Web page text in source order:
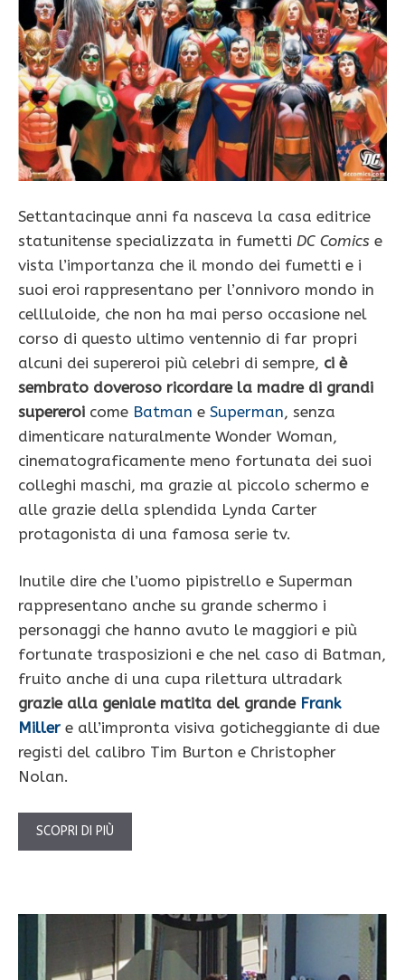
Settantacinque anni fa nasceva la casa editrice
statunitense specializzata in fumetti DC Comics e
vista l’importanza che il mondo dei fumetti e i
suoi eroi rappresentano per l’onnivoro mondo in
cellluloide, che non ha mai perso occasione nel
corso di questo ultimo ventennio di far propri
alcuni dei supereroi più celebri di sempre, ci è
sembrato doveroso ricordare la madre di grandi
supereroi come Batman e Superman, senza
dimenticare naturalmente Wonder Woman,
cinematograficamente meno fortunata dei suoi
colleghi maschi, ma grazie al piccolo schermo e
alle grazie della splendida Lynda Carter
protagonista di una famosa serie tv.
Inutile dire che l’uomo pipistrello e Superman
rappresentano anche su grande schermo i
personaggi che hanno avuto le maggiori e più
fortunate trasposizioni e che nel caso di Batman,
fruito anche di una cupa rilettura ultradark
grazie alla geniale matita del grande Frank
Miller e all’impronta visiva goticheggiante di due
registi del calibro Tim Burton e Christopher
Nolan.
SCOPRI DI PIÙ